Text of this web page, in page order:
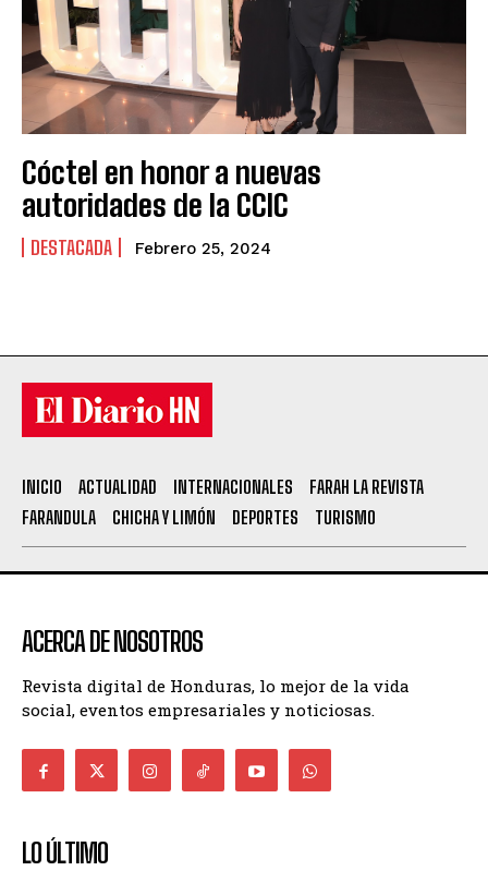
Cóctel en honor a nuevas
autoridades de la CCIC
DESTACADA Febrero 25, 2024
INICIO ACTUALIDAD INTERNACIONALES
FARAH LA REVISTA
FARANDULA
CHICHA Y LIMÓN DEPORTES TURISMO
ACERCA DE NOSOTROS
Revista digital de Honduras, lo mejor de la vida
social, eventos empresariales y noticiosas.
LO ÚLTIMO